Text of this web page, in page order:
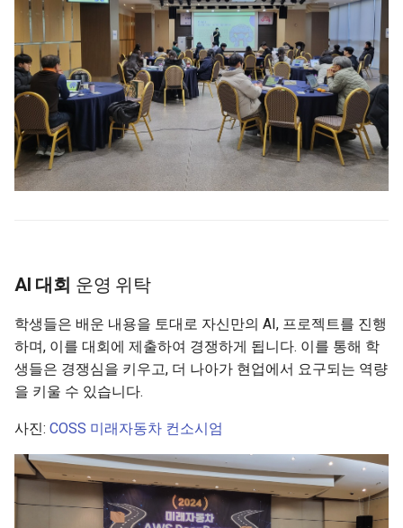
AI 대회 운영 위탁
학생들은 배운 내용을 토대로 자신만의 AI, 프로젝트를 진행
하며, 이를 대회에 제출하여 경쟁하게 됩니다. 이를 통해 학
생들은 경쟁심을 키우고, 더 나아가 현업에서 요구되는 역량
을 키울 수 있습니다.
사진: COSS 미래자동차 컨소시엄